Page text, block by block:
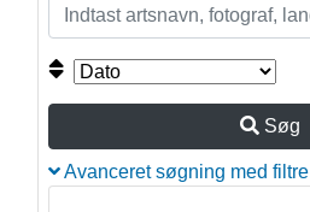
Søg
Avanceret søgning med filtre